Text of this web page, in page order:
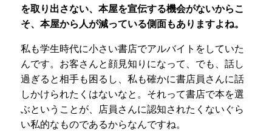
を取り出さない、本屋を宣伝する機会がないからこ
そ、本屋から人が減っている側面もありますよね。
私も学生時代に小さい書店でアルバイトをしていた
んです。お客さんと顔見知りになって、でも、話し
過ぎると相手も困るし、私も確かに書店員さんに話
しかけられたくはないなと。それって書店で本を選
ぶということが、店員さんに認知されたくないぐら
い私的なものであるからなんですね。